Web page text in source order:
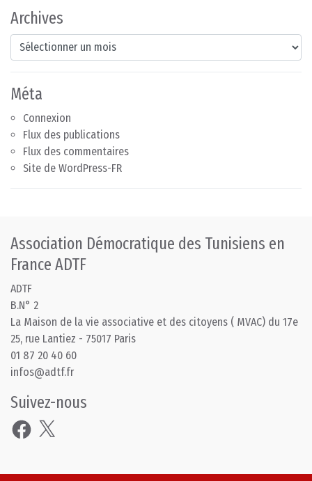
Archives
Archives
Méta
Connexion
Flux des publications
Flux des commentaires
Site de WordPress-FR
Association Démocratique des Tunisiens en
France ADTF
ADTF
B.N° 2
La Maison de la vie associative et des citoyens ( MVAC) du 17e
25, rue Lantiez - 75017 Paris
01 87 20 40 60
infos@adtf.fr
Suivez-nous
Facebook
X